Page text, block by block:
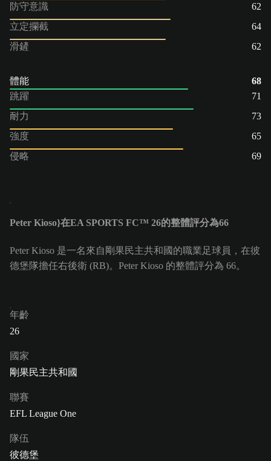
防守意識
62
立定攔截
64
滑鏟
62
體能
68
跳躍
71
耐力
73
強度
65
侵略
69
Peter Kioso}在EA SPORTS FC™ 26的整體評分為66
Peter Kioso 是一名來自剛果民主共和國的職業足球員，在彼
德堡隊擔任右後衛 (RB)。Peter Kioso 的整體評分為 66。
年齡
26
國家
剛果民主共和國
聯賽
EFL League One
隊伍
彼德堡